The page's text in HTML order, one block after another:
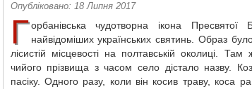
Опубліковано: 18 Липня 2017
Г орбанівська чудотворна ікона
найвідоміших українських святинь. Образ
лісистій місцевості на полтавській околиці.
чийого прізвища з часом село дістало назву.
пасіку. Одного разу, коли він косив траву, коса